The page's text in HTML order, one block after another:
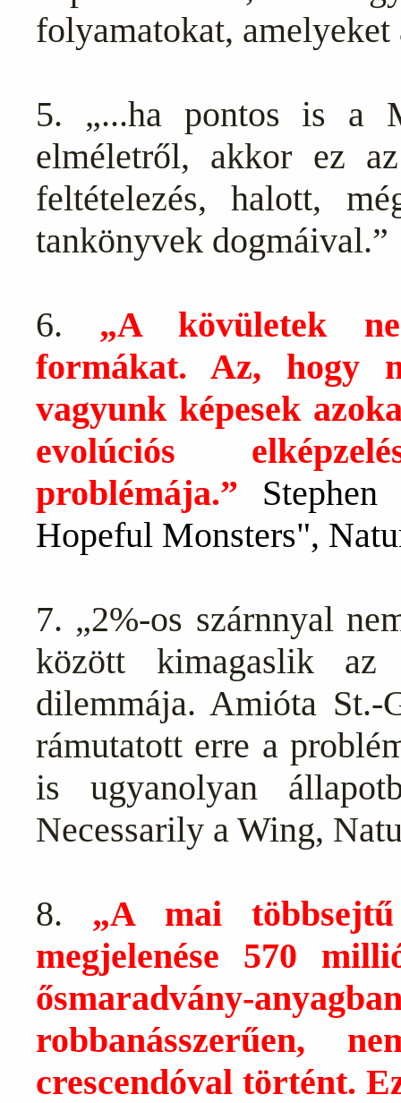
folyamatokat,
5. „...ha pontos is a
elméletről, akkor ez
feltételezés, halott,
tankönyvek dogmáival.”
6. „A kövületek
formákat. Az, hogy
vagyunk képesek
evolúciós
problémája.”
Hopeful Monsters",
7. „2%-os szárnnyal
között kimagaslik
dilemmája. Amióta
rámutatott erre a
is ugyanolyan
Necessarily a Wing,
8. „A mai
megjelenése 570
ősmaradvány-
robbanásszerűen,
crescendóval történt.